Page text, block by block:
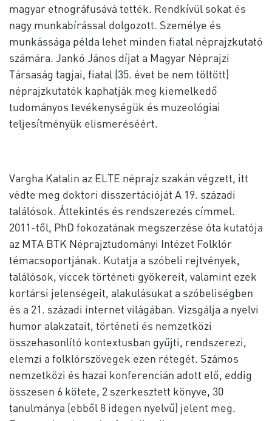
magyar etnográfusává tették. Rendkívül sokat és
nagy munkabírással dolgozott. Személye és
munkássága példa lehet minden fiatal néprajzkutató
számára. Jankó János díjat a Magyar Néprajzi
Társaság tagjai, fiatal (35. évet be nem töltött)
néprajzkutatók kaphatják meg kiemelkedő
tudományos tevékenységük és muzeológiai
teljesítményük elismeréséért.
Vargha Katalin az ELTE néprajz szakán végzett, itt
védte meg doktori disszertációját A 19. századi
találósok. Áttekintés és rendszerezés címmel.
2011-től, PhD fokozatának megszerzése óta kutatója
az MTA BTK Néprajztudományi Intézet Folklór
témacsoportjának. Kutatja a szóbeli rejtvények,
találósok, viccek történeti gyökereit, valamint ezek
kortársi jelenségeit, alakulásukat a szóbeliségben
és a 21. századi internet világában. Vizsgálja a nyelvi
humor alakzatait, történeti és nemzetközi
összehasonlító kontextusban gyűjti, rendszerezi,
elemzi a folklórszövegek ezen rétegét. Számos
nemzetközi és hazai konferencián adott elő, eddig
összesen 6 kötete, 2 szerkesztett könyve, 30
tanulmánya (ebből 8 idegen nyelvű) jelent meg.